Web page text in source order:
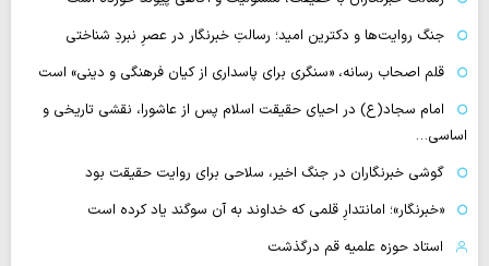
جنگ روایت‌ها و دکترین امید؛ رسالتِ خبرنگار در عصرِ نبردِ شناختی
قلم اصحاب رسانه، «سنگری برای پاسداری از کیان فرهنگی و دینی» است
امام سجاد(ع) در احیای حقیقت اسلام پس از عاشورا، نقشی تاریخی و
اساسی…
گوشی خبرنگاران در جنگ اخیر، سلاحی برای روایت حقیقت بود
«خبرنگار»؛ امانتدارِ قلمی که خداوند به آن سوگند یاد کرده است
استاد حوزه علمیه قم درگذشت